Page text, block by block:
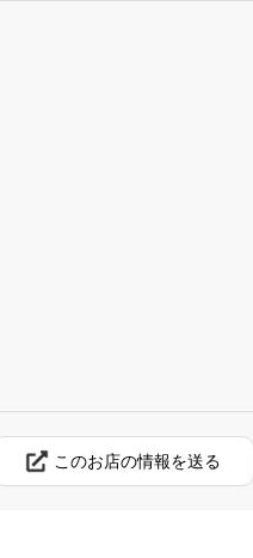
このお店の情報を送る